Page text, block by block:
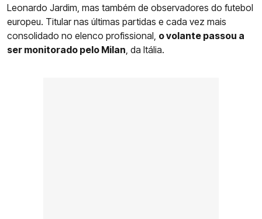
Leonardo Jardim, mas também de observadores do futebol
europeu. Titular nas últimas partidas e cada vez mais
consolidado no elenco profissional, o volante passou a
ser monitorado pelo Milan , da Itália.